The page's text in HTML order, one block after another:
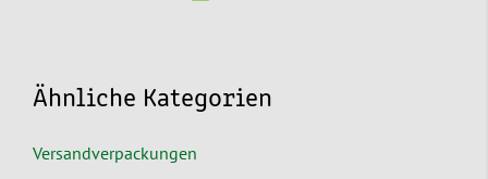
Ähnliche Kategorien
Versandverpackungen